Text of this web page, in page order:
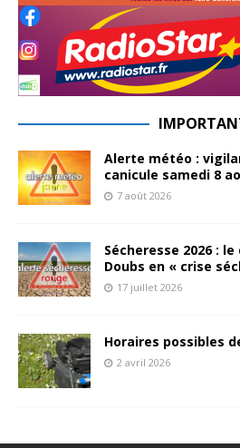
Alerte météo :
canicule samedi 8
7 août 2026
Sécheresse 2026 :
Doubs en « crise
17 juillet 2026
Horaires possibles
2 avril 2026